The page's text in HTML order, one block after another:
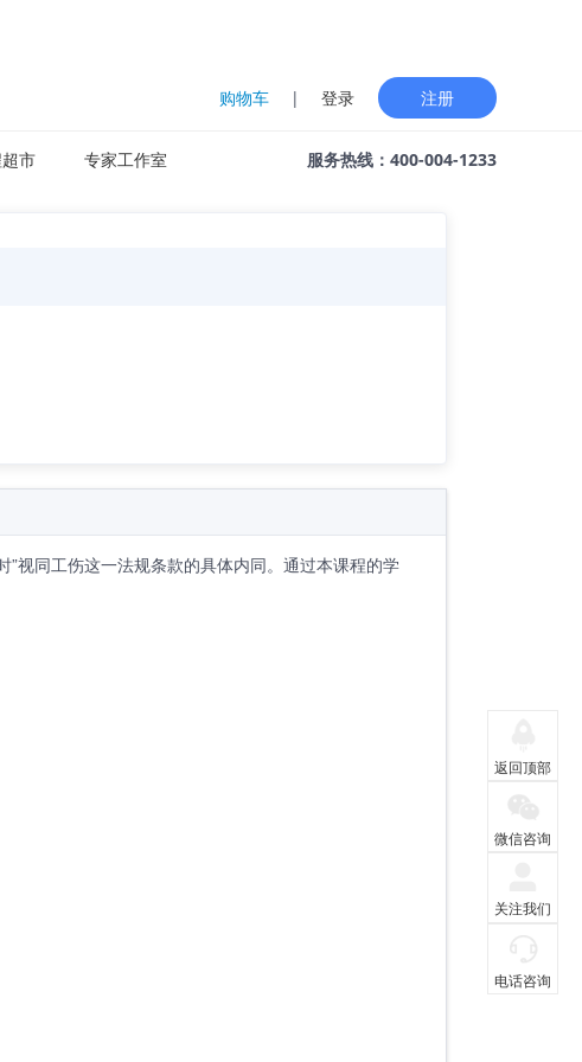
购物车 | 登录 注册
市 专家工作室 服务热线：400-004-1233
视同工伤这一法规条款的具体内同。通过本课程的学
返回顶部
微信咨询
关注我们
电话咨询